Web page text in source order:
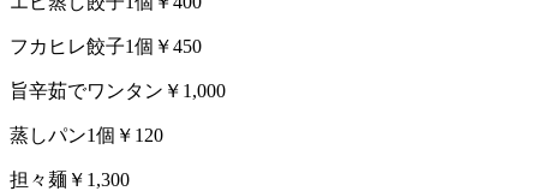
フカヒレ餃子1個￥450
旨辛茹でワンタン￥1,000
蒸しパン1個￥120
担々麺￥1,300